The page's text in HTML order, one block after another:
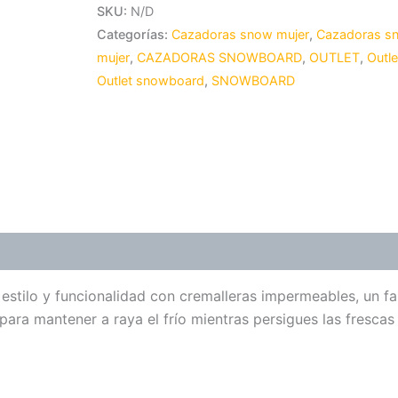
SKU: N/D
Categorías:Cazadoras snow mujer,Cazadoras
mujer,CAZADORAS SNOWBOARD,OUTLET,
Outlet snowboard, SNOWBOARD
y funcionalidad con cremalleras impermeables, un
mantener a raya el frío mientras persigues las